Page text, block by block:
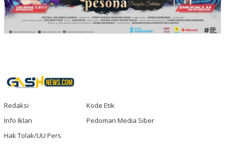
Redaksi
Kode Etik
Info Iklan
Pedoman Media Siber
Hak Tolak/UU Pers